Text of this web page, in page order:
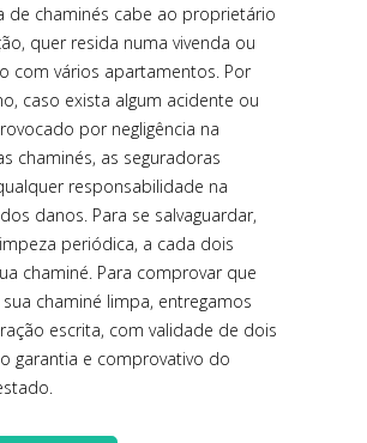
de chaminés cabe ao proprietário
quer resida numa vivenda ou
com vários apartamentos. Por
caso exista algum acidente ou
por negligência na
chaminés, as seguradoras
responsabilidade na
danos. Para se salvaguardar,
periódica, a cada dois
chaminé. Para comprovar que
chaminé limpa, entregamos
escrita, com validade de dois
garantia e comprovativo do